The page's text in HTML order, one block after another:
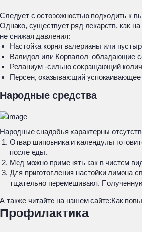
Следует с осторожностью подходить к
Однако, существует ряд лекарств, как
не снижая давления:
Настойка корня валерианы или
Валидол или Корвалол, обладающие
Реланиум -сильно сокращающий
Персен, оказывающий
Народные средства
Народные снадобья характерны
Отвар шиповника и календулы
после еды.
Мед можно применять как в чистом
Для приготовления настойки лимона
тщательно перемешивают.
А также читайте на нашем сайте:Как
Профилактика